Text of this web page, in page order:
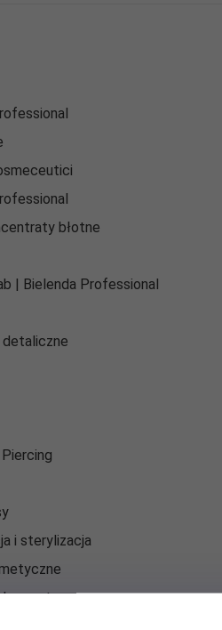
błotne
| Bielenda Professional
i sterylizacja
kosmetyczne